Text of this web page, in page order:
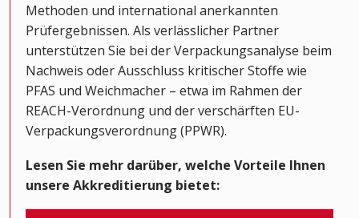
Methoden und international anerkannten
Prüfergebnissen. Als verlässlicher Partner
unterstützen Sie bei der Verpackungsanalyse beim
Nachweis oder Ausschluss kritischer Stoffe wie
PFAS und Weichmacher – etwa im Rahmen der
REACH-Verordnung und der verschärften EU-
Verpackungsverordnung (PPWR).
Lesen Sie mehr darüber, welche Vorteile Ihnen
unsere Akkreditierung bietet: